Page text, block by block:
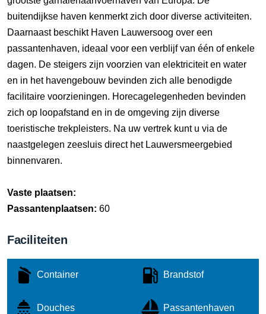
buitendijkse haven kenmerkt zich door diverse activiteiten.
Daarnaast beschikt Haven Lauwersoog over een
passantenhaven, ideaal voor een verblijf van één of enkele
dagen. De steigers zijn voorzien van elektriciteit en water
en in het havengebouw bevinden zich alle benodigde
facilitaire voorzieningen. Horecagelegenheden bevinden
zich op loopafstand en in de omgeving zijn diverse
toeristische trekpleisters. Na uw vertrek kunt u via de
naastgelegen zeesluis direct het Lauwersmeergebied
binnenvaren.
Vaste plaatsen:
Passantenplaatsen: 60
Faciliteiten
Container Brandstof
Douches Passantenhaven